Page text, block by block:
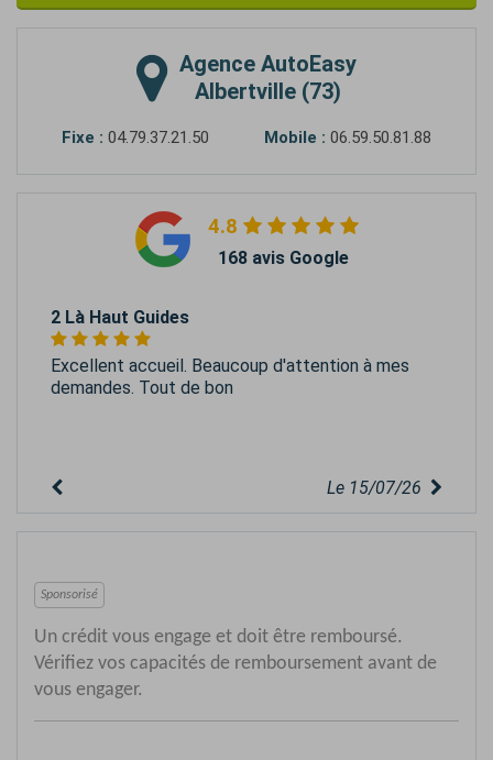
Agence AutoEasy
Albertville (73)
Fixe : 04.79.37.21.50 Mobile : 06.59.50.81.88
4.8
168 avis Google
2 Là Haut Guides
Excellent accueil. Beaucoup d'attention à mes
demandes. Tout de bon
Le 15/07/26